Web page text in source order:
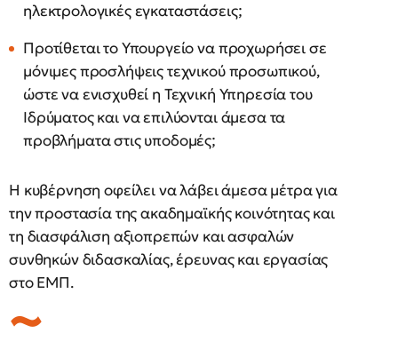
ηλεκτρολογικές εγκαταστάσεις;
Προτίθεται το Υπουργείο να προχωρήσει σε
μόνιμες προσλήψεις τεχνικού προσωπικού,
ώστε να ενισχυθεί η Τεχνική Υπηρεσία του
Ιδρύματος και να επιλύονται άμεσα τα
προβλήματα στις υποδομές;
Η κυβέρνηση οφείλει να λάβει άμεσα μέτρα για
την προστασία της ακαδημαϊκής κοινότητας και
τη διασφάλιση αξιοπρεπών και ασφαλών
συνθηκών διδασκαλίας, έρευνας και εργασίας
στο ΕΜΠ.